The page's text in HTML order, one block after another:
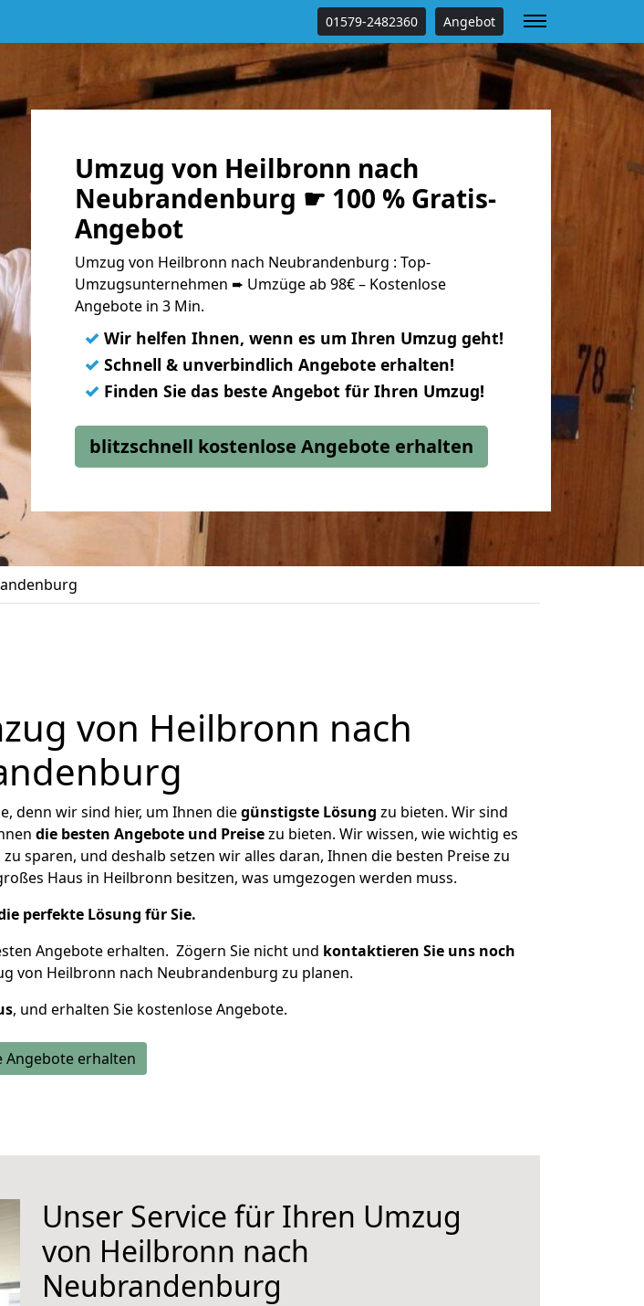
01579-2482360 Angebot
Umzug von Heilbronn nach
Neubrandenburg ☛ 100 % Gratis-
Angebot
Umzug von Heilbronn nach Neubrandenburg : Top-
Umzugsunternehmen ➨ Umzüge ab 98€ – Kostenlose
Angebote in 3 Min.
✓ Wir helfen Ihnen, wenn es um Ihren Umzug geht!
✓ Schnell & unverbindlich Angebote erhalten!
✓ Finden Sie das beste Angebot für Ihren Umzug!
blitzschnell kostenlose Angebote erhalten
von Heilbronn nach
denn wir sind hier, um Ihnen diegünstigste Lösung zu bieten. Wir sind
die besten Angebote und Preisezu bieten. Wir wissen, wie wichtig es
sparen, und deshalb setzen wir alles daran, Ihnen die besten Preise zu
Haus in Heilbronn besitzen, was umgezogen werden muss.
perfekte Lösung für Sie.
Angebote erhalten. Zögern Sie nicht und kontaktieren Sie uns noch
von Heilbronn nach Neubrandenburg zu planen.
, und erhalten Sie kostenlose Angebote.
Angebote erhalten
Unser Service für Ihren Umzug
von Heilbronn nach
Neubrandenburg